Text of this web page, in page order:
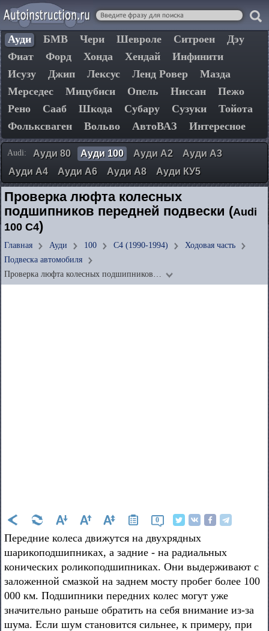
Ауди БМВ Чери Шевроле Ситроен
Дэу
Фиат
Форд Хонда Хендай
Инфинити
Исузу
Джип Лексус Ленд Ровер
Мазда
Мерседес
Мицубиси Опель Ниссан
Пежо
Рено
Сааб Шкода Субару Сузуки
Тойота
Фольксваген
Вольво АвтоВАЗ Интересное
Audi: Ауди 80 Ауди 100 Ауди А2
Ауди А3
Ауди А4
Ауди А6 Ауди А8 Ауди КУ5
Проверка люфта колесных
подшипников передней подвески (Audi
100 C4)
Главная Ауди 100 C4 (1990-1994)
Ходовая часть
Подвеска автомобиля
Проверка люфта колесных подшипников…
0
Передние колеса движутся на двухрядных
шарикоподшипниках, а задние - на радиальных
конических роликоподшипниках. Они выдерживают с
заложенной смазкой на заднем мосту пробег более 100
000 км. Подшипники передних колес могут уже
значительно раньше обратить на себя внимание из-за
шума. Если шум становится сильнее, к примеру, при